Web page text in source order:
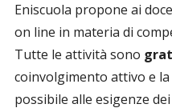
Eniscuola propone ai
on line in materia di
Tutte le attività sono
coinvolgimento attivo e
possibile alle esigenze